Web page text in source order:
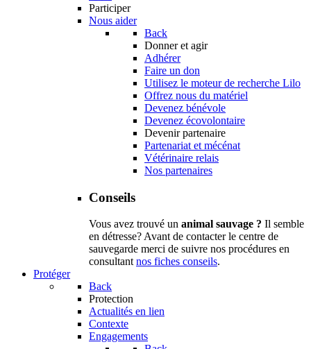
Participer
Nous aider
Back
Donner et agir
Adhérer
Faire un don
Utilisez le moteur de recherche Lilo
Offrez nous du matériel
Devenez bénévole
Devenez écovolontaire
Devenir partenaire
Partenariat et mécénat
Vétérinaire relais
Nos partenaires
Conseils
Vous avez trouvé un animal sauvage ? Il semble
en détresse? Avant de contacter le centre de
sauvegarde merci de suivre nos procédures en
consultantnos fiches conseils.
Protéger
Back
Protection
Actualités en lien
Contexte
Engagements